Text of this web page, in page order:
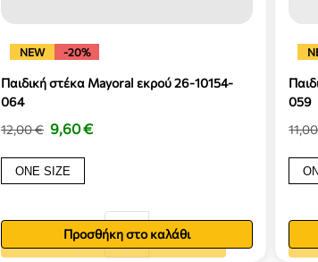
NEW -20%
Παιδική στέκα Mayoral εκρού 26-10154-
064
12,00€ 9,60€
ONE SIZE
Προσθήκη στο καλάθι
Προσθήκη στο καλάθι
059